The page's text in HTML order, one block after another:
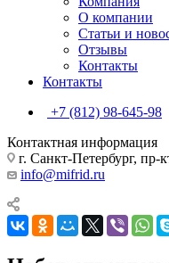
О компании
Статьи и
Отзывы
Контакты
Контакты
+7 (812) 98-645-98
Контактная информация
г. Санкт-Петербург, пр-
info@mifrid.ru